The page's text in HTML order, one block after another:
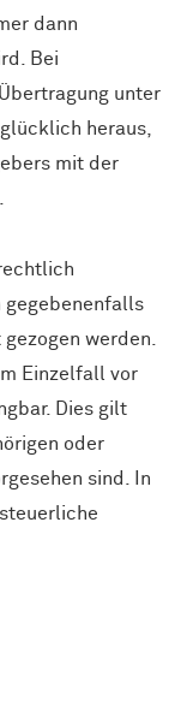
dann
Bei
unter
heraus,
mit der
gegebenenfalls
werden.
Einzelfall vor
Dies gilt
oder
sind. In